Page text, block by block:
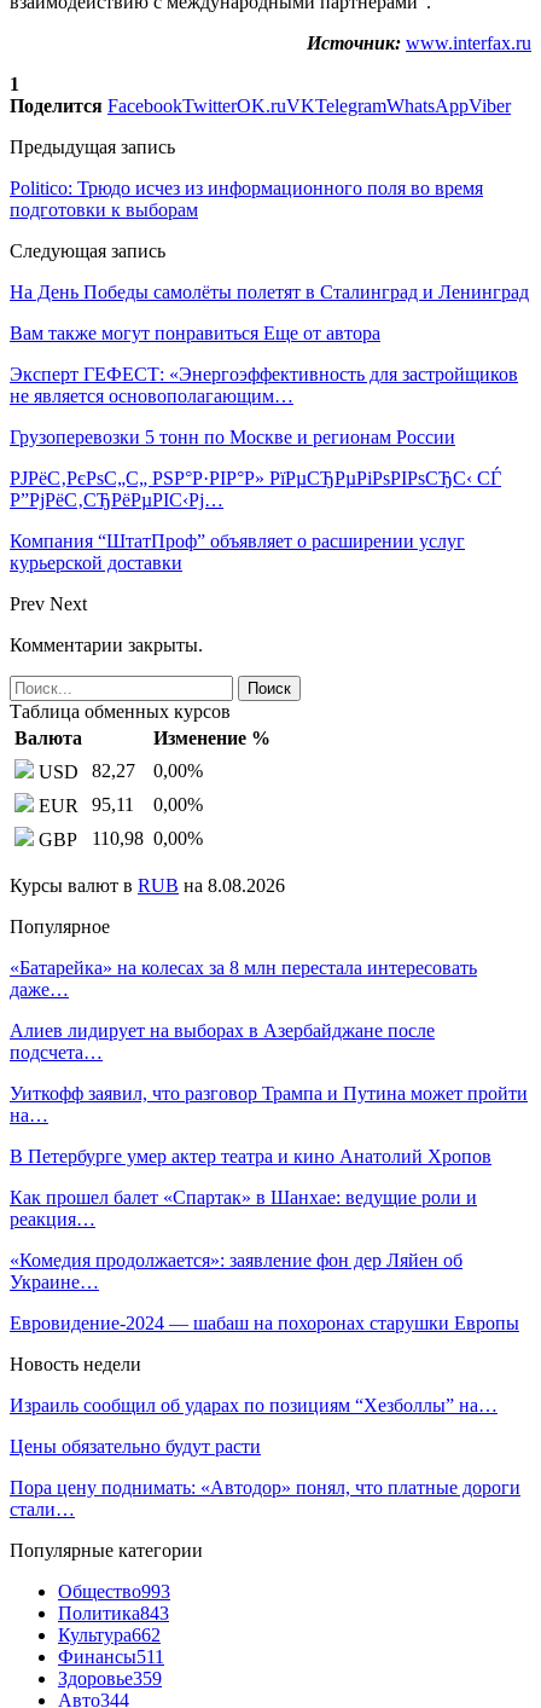
Источник: www.interfax.ru
1
Поделится FacebookTwitterOK.ruVKTelegramWhatsAppViber
Предыдущая запись
Politico: Трюдо исчез из информационного поля во время
подготовки к выборам
Следующая запись
На День Победы самолёты полетят в Сталинград и Ленинград
Вам также могут понравиться Еще от автора
Эксперт ГЕФЕСТ: «Энергоэффективность для застройщиков
не является основополагающим…
Грузоперевозки 5 тонн по Москве и регионам России
РЈРёС‚РєРѕС„С„ РЅР°Р·РІР°Р» РїРµСЂРµРіРѕРІРѕСЂС‹ СЃ
Р”РјРёС‚СЂРёРµРІС‹Рј…
Компания “ШтатПроф” объявляет о расширении услуг
курьерской доставки
Prev Next
Комментарии закрыты.
Таблица обменных курсов
Валюта
Изменение %
USD
82,27 0,00%
EUR
95,11 0,00%
GBP
110,98 0,00%
Курсы валют в RUB на 8.08.2026
Популярное
«Батарейка» на колесах за 8 млн перестала интересовать
даже…
Алиев лидирует на выборах в Азербайджане после
подсчета…
Уиткофф заявил, что разговор Трампа и Путина может пройти
на…
В Петербурге умер актер театра и кино Анатолий Хропов
Как прошел балет «Спартак» в Шанхае: ведущие роли и
реакция…
«Комедия продолжается»: заявление фон дер Ляйен об
Украине…
Евровидение-2024 — шабаш на похоронах старушки Европы
Новость недели
Израиль сообщил об ударах по позициям “Хезболлы” на…
Цены обязательно будут расти
Пора цену поднимать: «Автодор» понял, что платные дороги
стали…
Популярные категории
Общество993
Политика843
Культура662
Финансы511
Здоровье359
Авто344